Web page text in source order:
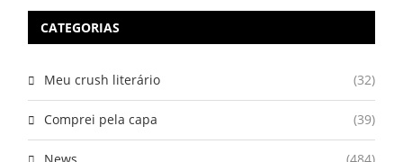
CATEGORIAS
Meu crush literário (32)
Comprei pela capa (39)
News (484)